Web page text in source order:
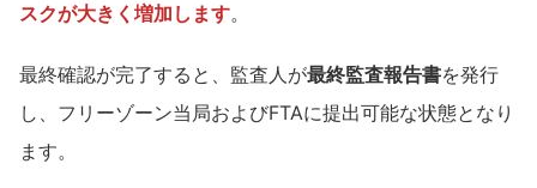
スクが大きく増加します。
最終確認が完了すると、監査人が最終監査報告書を発行
し、フリーゾーン当局およびFTAに提出可能な状態となり
ます。